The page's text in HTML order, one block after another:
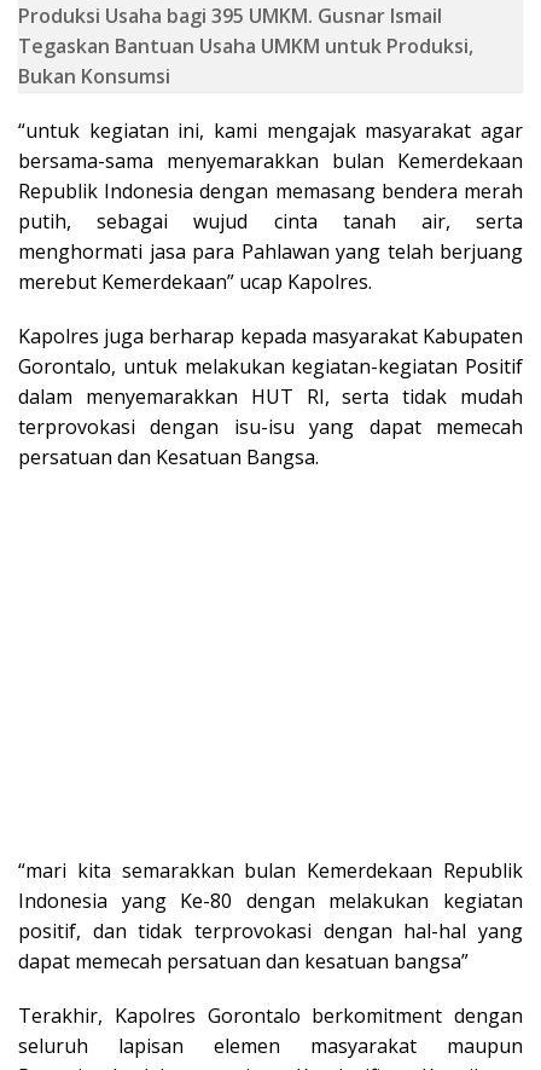
Produksi Usaha bagi 395 UMKM. Gusnar Ismail
Tegaskan Bantuan Usaha UMKM untuk Produksi,
Bukan Konsumsi
“untuk kegiatan ini, kami mengajak masyarakat agar
bersama-sama menyemarakkan bulan Kemerdekaan
Republik Indonesia dengan memasang bendera merah
putih, sebagai wujud cinta tanah air, serta
menghormati jasa para Pahlawan yang telah berjuang
merebut Kemerdekaan” ucap Kapolres.
Kapolres juga berharap kepada masyarakat Kabupaten
Gorontalo, untuk melakukan kegiatan-kegiatan Positif
dalam menyemarakkan HUT RI, serta tidak mudah
terprovokasi dengan isu-isu yang dapat memecah
persatuan dan Kesatuan Bangsa.
“mari kita semarakkan bulan Kemerdekaan Republik
Indonesia yang Ke-80 dengan melakukan kegiatan
positif, dan tidak terprovokasi dengan hal-hal yang
dapat memecah persatuan dan kesatuan bangsa”
Terakhir, Kapolres Gorontalo berkomitment dengan
seluruh lapisan elemen masyarakat maupun